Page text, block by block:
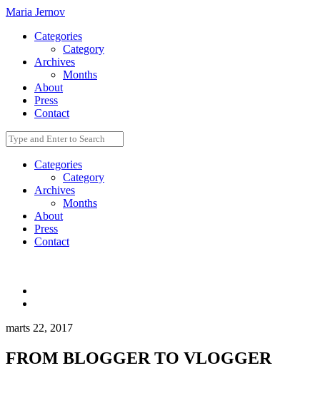
Maria Jernov
Categories
Category
Archives
Months
About
Press
Contact
Categories
Category
Archives
Months
About
Press
Contact
marts 22, 2017
FROM BLOGGER TO VLOGGER